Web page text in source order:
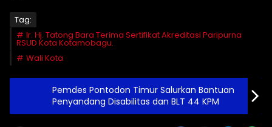
Tag:
Ir. Hj. Tatong Bara Terima Sertifikat Akreditasi Paripurna
RSUD Kota Kotamobagu.
Wali Kota
Pemdes Pontodon Timur Salurkan Bantuan
Penyandang Disabilitas dan BLT 44 KPM